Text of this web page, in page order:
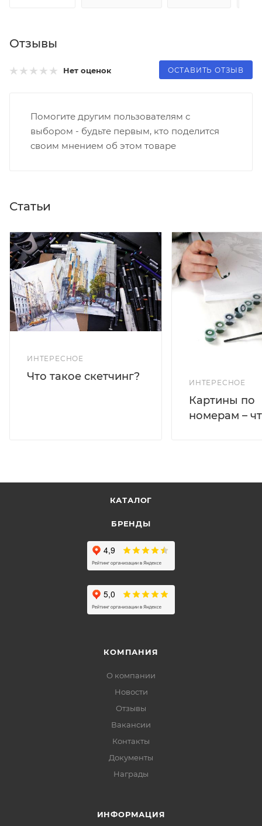
Отзывы
Нет оценок ОСТАВИТЬ ОТЗЫВ
Помогите другим пользователям с
выбором - будьте первым, кто поделится
своим мнением об этом товаре
Статьи
ИНТЕРЕСНОЕ
Что такое скетчинг?
ИНТЕРЕСНОЕ
Картины по
номерам –
КАТАЛОГ
БРЕНДЫ
КОМПАНИЯ
О компании
Новости
Отзывы
Вакансии
Контакты
Документы
Награды
ИНФОРМАЦИЯ